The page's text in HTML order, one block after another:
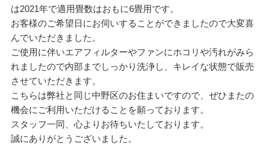
は2021年で適用畳数はおもに6畳用です。
お客様のご希望日にお伺いすることができましたので大変喜
んでいただきました。
ご使用に伴いエアフィルターやファンにホコリや汚れがみら
れましたので内部までしっかり洗浄し、キレイな状態で販売
させていただきます。
こちらは弊社と同じ中野区のお住まいですので、ぜひまたの
機会にご利用いただけることを願っております。
スタッフ一同、心よりお待ちいたしております。
誠にありがとうございました。